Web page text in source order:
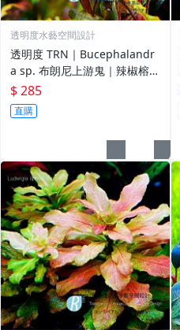
透明度水藝空間設計
透明度 TRN｜Bucephalandr
a sp. 布朗尼上游鬼｜辣椒榕
神秘草 中/後景水草
$ 285
直購